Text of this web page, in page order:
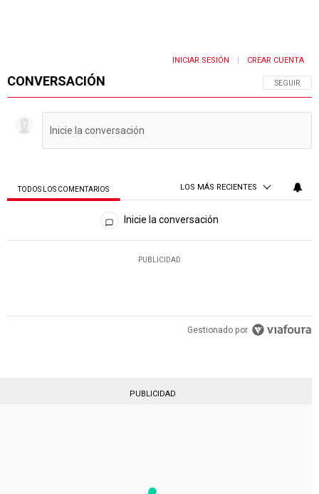
CONVERSACIÓN SIGA ESTA
SEGUIR
INICIAR SESIÓN CREAR CUENTA
TODOS LOS COMENTARIOS LOS MÁS RECIENTES
Todos los comentarios
Inicie la conversación
PUBLICIDAD
Gestionado por
PUBLICIDAD